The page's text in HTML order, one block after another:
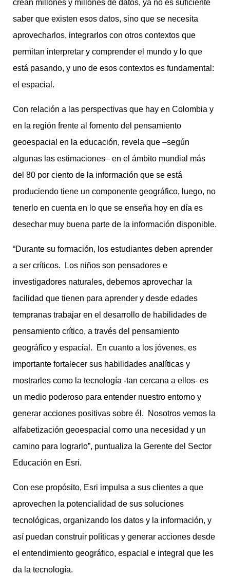
crean millones y millones de datos, ya no es suficiente
saber que existen esos datos, sino que se necesita
aprovecharlos, integrarlos con otros contextos que
permitan interpretar y comprender el mundo y lo que
está pasando, y uno de esos contextos es fundamental:
el espacial.
Con relación a las perspectivas que hay en Colombia y
en la región frente al fomento del pensamiento
geoespacial en la educación, revela que –según
algunas las estimaciones– en el ámbito mundial más
del 80 por ciento de la información que se está
produciendo tiene un componente geográfico, luego, no
tenerlo en cuenta en lo que se enseña hoy en día es
desechar muy buena parte de la información disponible.
“Durante su formación, los estudiantes deben aprender
a ser críticos. Los niños son pensadores e
investigadores naturales, debemos aprovechar la
facilidad que tienen para aprender y desde edades
tempranas trabajar en el desarrollo de habilidades de
pensamiento crítico, a través del pensamiento
geográfico y espacial. En cuanto a los jóvenes, es
importante fortalecer sus habilidades analíticas y
mostrarles como la tecnología -tan cercana a ellos- es
un medio poderoso para entender nuestro entorno y
generar acciones positivas sobre él. Nosotros vemos la
alfabetización geoespacial como una necesidad y un
camino para lograrlo”, puntualiza la Gerente del Sector
Educación en Esri.
Con ese propósito, Esri impulsa a sus clientes a que
aprovechen la potencialidad de sus soluciones
tecnológicas, organizando los datos y la información, y
así puedan construir políticas y generar acciones desde
el entendimiento geográfico, espacial e integral que les
da la tecnología.